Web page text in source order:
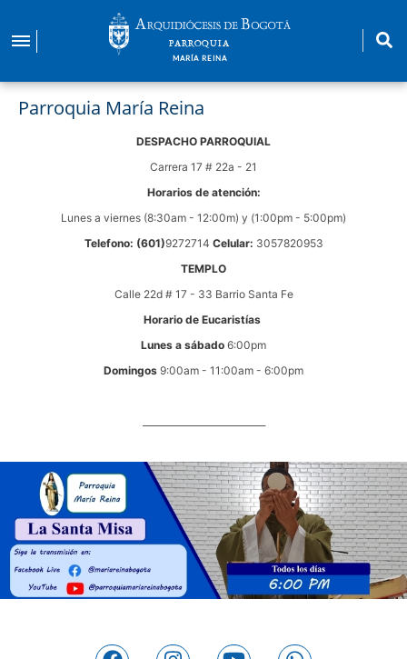
contenido
PARROQUIA
MARÍA REINA
Parroquia María Reina
DESPACHO PARROQUIAL
Carrera 17 # 22a - 21
Horarios de atención:
Lunes a viernes (8:30am - 12:00m) y (1:00pm - 5:00pm)
Telefono: (601)9272714 Celular: 3057820953
TEMPLO
Calle 22d # 17 - 33 Barrio Santa Fe
Horario de Eucaristías
Lunes a sábado 6:00pm
Domingos 9:00am - 11:00am - 6:00pm